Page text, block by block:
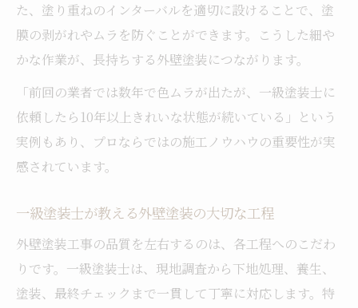
た、塗り重ねのインターバルを適切に設けることで、塗
膜の剥がれやムラを防ぐことができます。こうした細や
かな作業が、長持ちする外壁塗装につながります。
「前回の業者では数年で色ムラが出たが、一級塗装士に
依頼したら10年以上きれいな状態が続いている」という
実例もあり、プロならではの施工ノウハウの重要性が実
感されています。
一級塗装士が教える外壁塗装の大切な工程
外壁塗装工事の品質を左右するのは、各工程へのこだわ
りです。一級塗装士は、現地調査から下地処理、養生、
塗装、最終チェックまで一貫して丁寧に対応します。特